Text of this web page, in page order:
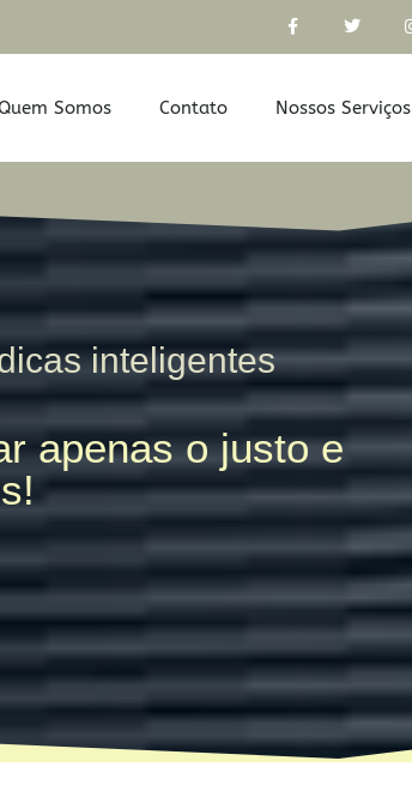
Somos Contato Nossos Serviços
inteligentes
apenas o justo e